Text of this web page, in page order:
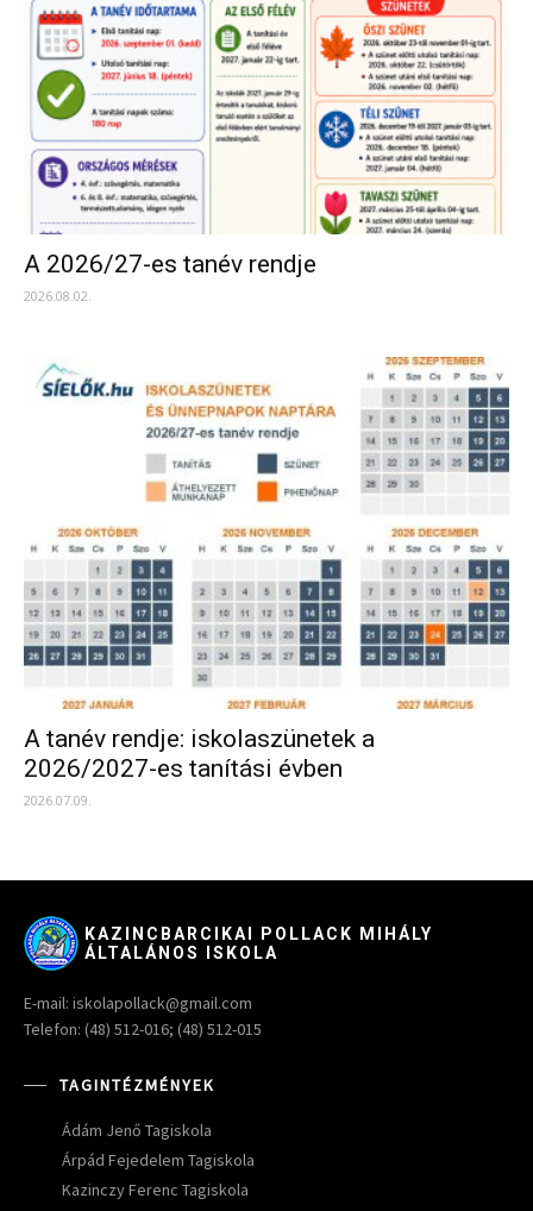
A 2026/27-es tanév rendje
2026.08.02.
A tanév rendje: iskolaszünetek a
2026/2027-es tanítási évben
2026.07.09.
KAZINCBARCIKAI POLLACK MIHÁLY
ÁLTALÁNOS ISKOLA
E-mail: iskolapollack@gmail.com
Telefon: (48) 512-016; (48) 512-015
TAGINTÉZMÉNYEK
Ádám Jenő Tagiskola
Árpád Fejedelem Tagiskola
Kazinczy Ferenc Tagiskola